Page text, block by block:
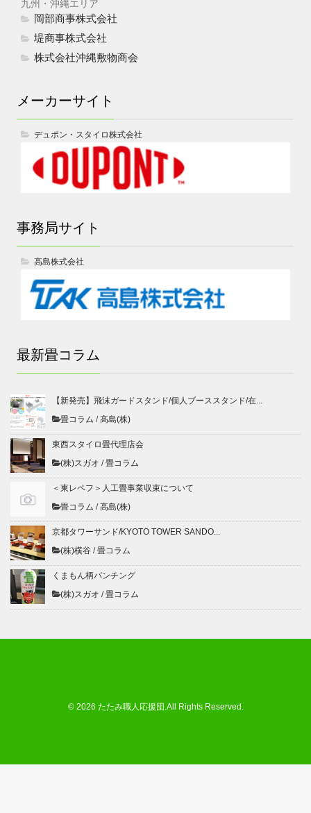
九州・沖縄エリア
岡部商事株式会社
堤商事株式会社
株式会社沖縄敷物商会
メーカーサイト
デュポン・スタイロ株式会社
事務局サイト
高島株式会社
最新畳コラム
【新発売】飛沫ガードスタンド/個人ブーススタンド/在...
畳コラム /高島(株)
東西スタイロ畳代理店会
(株)スガオ /畳コラム
＜東レペフ＞人工畳事業収束について
畳コラム /高島(株)
京都タワーサンド/KYOTO TOWER SANDO...
(株)横谷 /畳コラム
くまもん柄パンチング
(株)スガオ /畳コラム
© 2026 たたみ職人応援団.All Rights Reserved.